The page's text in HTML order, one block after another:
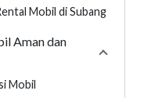
Mobil di Subang
Aman dan
Mobil